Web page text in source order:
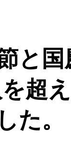
と
を超
た。